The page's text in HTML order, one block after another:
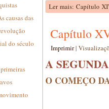
causas das
do século
Ler mais: Capítulo
Capítulo
Imprimir|
A
O COMEÇO